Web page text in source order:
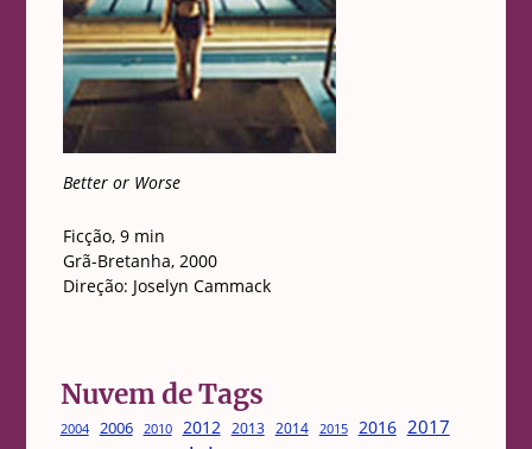
Better or Worse
Ficção, 9 min
Grã-Bretanha, 2000
Direção: Joselyn Cammack
Nuvem de Tags
2004 2006 2010 2012 2013 2014 2015 2016 2017